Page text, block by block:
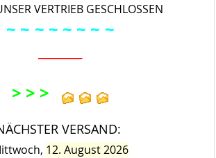
VERTRIEB GESCHLOSSEN
~ ~ ~ ~ ~ ~ ~ ~
> > >
VERSAND:
12. August 2026